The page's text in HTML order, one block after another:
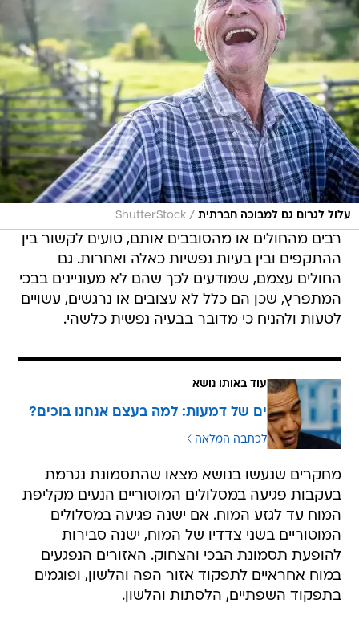
עלול לגרום גם למבוכה חברתית /
ShutterStock
רבים מהחולים או מהסובבים אותם, טועים לקשור בין
ההתקפים ובין בעיות נפשיות כאלה ואחרות. גם
החולים עצמם, שמודעים לכך שהם לא מעוניינים בבכי
המתפרץ, שכן הם כלל לא עצובים או נרגשים, עשויים
לטעות ולהניח כי מדובר בבעיה נפשית כלשהי.
עוד באותו נושא
ים של דמעות: למה בעצם אנחנו בוכים?
לכתבה המלאה
מחקרים שנעשו בנושא מצאו שהתסמונת נגרמת
בעקבות פגיעה במסלולים המוטוריים הנעים מקליפת
המוח עד לגזע המוח. אם ישנה פגיעה במסלולים
המוטוריים בשני צדדיו של המוח, ישנה סבירות
להופעת תסמונת הבכי והצחוק. האזורים הנפגעים
במוח אחראיים לתפקוד אזור הפה והלשון, ופוגמים
בתפקוד השפתיים, הלסתות והלשון.